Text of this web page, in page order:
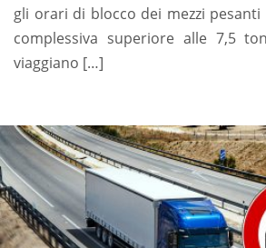
gli orari di blocco dei mezzi pesanti
complessiva superiore alle 7,5
viaggiano […]